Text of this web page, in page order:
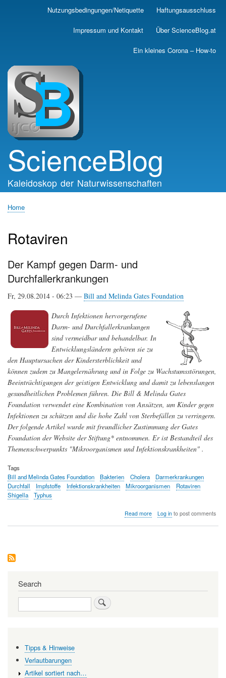
Skip
main
Nutzungsbedingungen/Netiquette Haftungsausschluss
Impressum und Kontakt Über ScienceBlog.at
Ein kleines Corona – How-to
ScienceBlog
Kaleidoskop der Naturwissenschaften
Home
Rotaviren
Der Kampf gegen Darm- und
Durchfallerkrankungen
Fr, 29.08.2014 - 06:23 — Bill and Melinda Gates Foundation
Durch Infektionen hervorgerufene
Darm- und Durchfallerkrankungen
sind vermeidbar und behandelbar. In
Entwicklungsländern gehören sie zu
den Hauptursachen der Kindersterblichkeit und
können zudem zu Mangelernährung und in Folge zu Wachstumsstörungen,
Beeinträchtigungen der geistigen Entwicklung und damit zu lebenslangen
gesundheitlichen Problemen führen. Die Bill & Melinda Gates
Foundation verwendet eine Kombination von Ansätzen, um Kinder gegen
Infektionen zu schützen und die hohe Zahl von Sterbefällen zu verringern.
Der folgende Artikel wurde mit freundlicher Zustimmung der Gates
Foundation der Website der Stiftung* entnommen. Er ist Bestandteil des
Themenschwerpunkts "Mikroorganismen und Infektionskrankheiten" .
Tags
Bill and Melinda Gates Foundation
Bakterien Cholera
Darmerkrankungen
Durchfall
Impfstoffe Infektionskrankheiten Mikroorganismen
Rotaviren
Shigella
Typhus
Read moreabout
Log into post comments
Search
Search
Tipps & Hinweise
Verlautbarungen
Artikel sortiert nach…